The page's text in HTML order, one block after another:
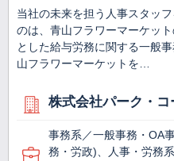
当社の未来を担う人事スタッ
のは、青山フラワーマーケッ
とした給与労務に関する一般
山フラワーマーケットを…
株式会社パーク・
事務系／一般事務・OA
務・労政)、人事・労務